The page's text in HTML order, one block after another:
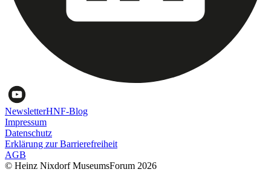
NewsletterHNF-Blog
Impressum
Datenschutz
Erklärung zur Barrierefreiheit
AGB
© Heinz Nixdorf MuseumsForum 2026